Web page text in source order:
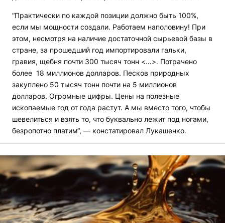
“Практически по каждой позиции должно быть 100%,
если мы мощности создали. Работаем наполовину! При
этом, несмотря на наличие достаточной сырьевой базы в
стране, за прошедший год импортировали гальки,
гравия, щебня почти 300 тысяч тонн <…>. Потрачено
более 18 миллионов долларов. Песков природных
закуплено 50 тысяч тонн почти на 5 миллионов
долларов. Огромные цифры. Цены на полезные
ископаемые год от года растут. А мы вместо того, чтобы
шевелиться и взять то, что буквально лежит под ногами,
безропотно платим“, — констатировал Лукашенко.